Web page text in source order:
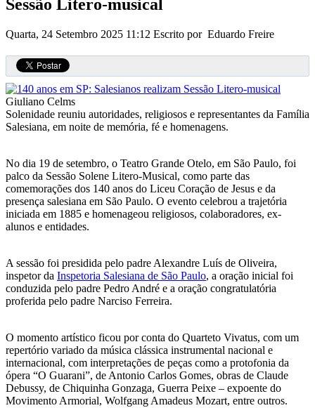
Sessão Litero-musical
Quarta, 24 Setembro 2025 11:12 Escrito por Eduardo Freire
Giuliano Celms
Solenidade reuniu autoridades, religiosos e representantes da Família
Salesiana, em noite de memória, fé e homenagens.
No dia 19 de setembro, o Teatro Grande Otelo, em São Paulo, foi
palco da Sessão Solene Litero-Musical, como parte das
comemorações dos 140 anos do Liceu Coração de Jesus e da
presença salesiana em São Paulo. O evento celebrou a trajetória
iniciada em 1885 e homenageou religiosos, colaboradores, ex-
alunos e entidades.
A sessão foi presidida pelo padre Alexandre Luís de Oliveira,
inspetor da Inspetoria Salesiana de São Paulo, a oração inicial foi
conduzida pelo padre Pedro André e a oração congratulatória
proferida pelo padre Narciso Ferreira.
O momento artístico ficou por conta do Quarteto Vivatus, com um
repertório variado da música clássica instrumental nacional e
internacional, com interpretações de peças como a protofonia da
ópera “O Guarani”, de Antonio Carlos Gomes, obras de Claude
Debussy, de Chiquinha Gonzaga, Guerra Peixe – expoente do
Movimento Armorial, Wolfgang Amadeus Mozart, entre outros.